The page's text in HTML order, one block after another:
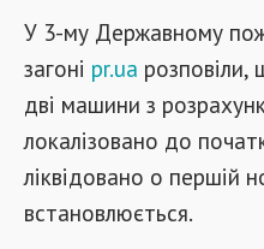
У 3-му Державному
загоні pr.ua
дві машини з
локалізовано до
ліквідовано о першій
встановлюється.